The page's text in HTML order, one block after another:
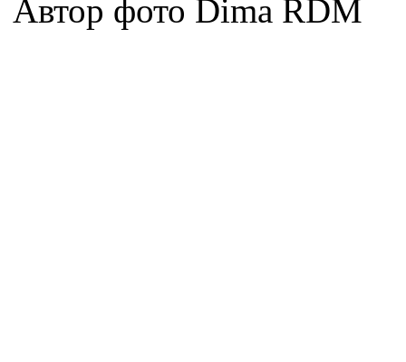
Автор фото Dima RDM